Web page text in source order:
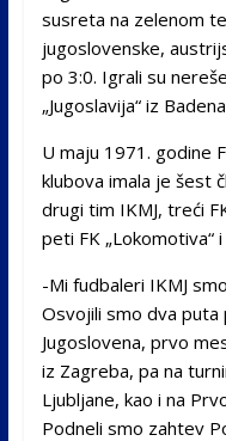
susreta na zelenom
jugoslovenske,
po 3:0. Igrali su
„Jugoslavija“ iz
U maju 1971. godine
klubova imala je šest
drugi tim IKMJ, treći
peti FK „Lokomotiva“ i
-Mi fudbaleri IKMJ
Osvojili smo dva puta
Jugoslovena, prvo
iz Zagreba, pa na
Ljubljane, kao i na
Podneli smo zahtev